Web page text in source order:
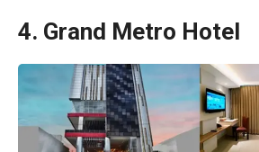
4. Grand Metro Hotel